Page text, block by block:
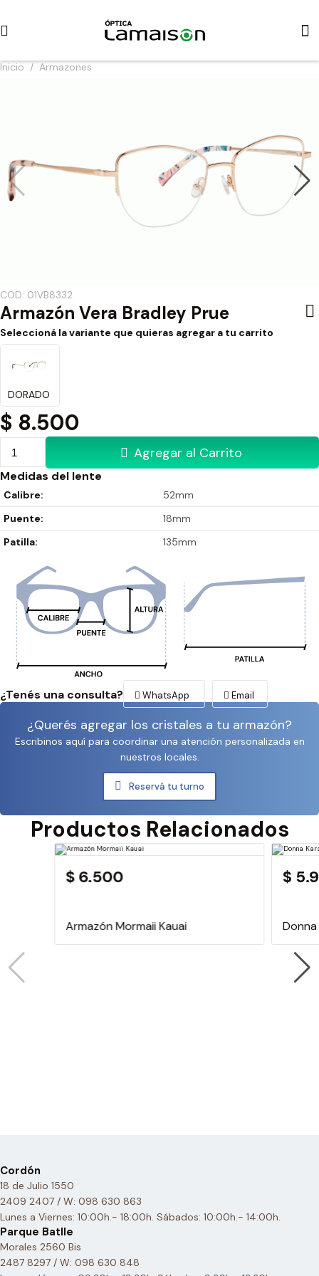
Inicio / Armazones
COD: 01VB8332
Armazón Vera Bradley Prue
Seleccioná la variante que quieras agregar a tu carrito
DORADO
$ 8.500
Agregar al Carrito
Medidas del lente
Calibre:
52mm
Puente:
18mm
Patilla:
135mm
¿Tenés una consulta? WhatsApp Email
¿Querés agregar los cristales a tu armazón?
Escribinos aquí para coordinar una atención personalizada en
nuestros locales.
Reservá tu turno
Productos Relacionados
$ 6.500
Armazón Mormaii Kauai
$
Cordón
18 de Julio 1550
2409 2407 / W: 098 630 863
Lunes a Viernes: 10:00h.- 18:00h. Sábados: 10:00h.- 14:00h.
Parque Batlle
Morales 2560 Bis
2487 8297 / W: 098 630 848